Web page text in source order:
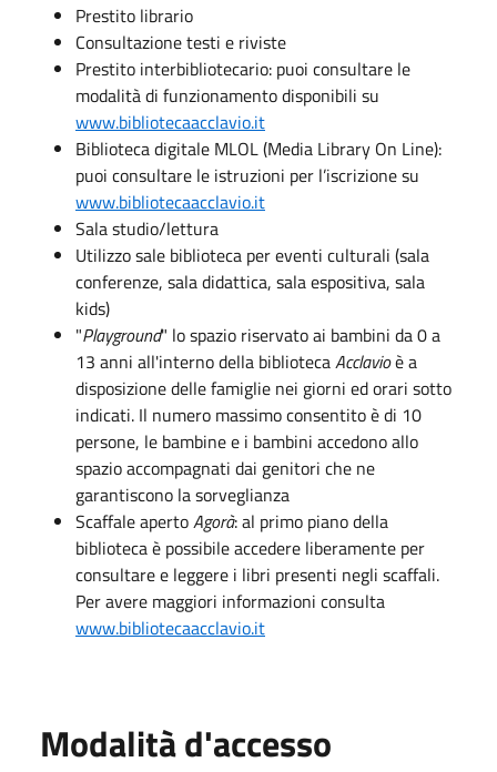
Prestito librario
Consultazione testi e riviste
Prestito interbibliotecario: puoi consultare le
modalità di funzionamento disponibili su
www.bibliotecaacclavio.it
Biblioteca digitale MLOL (Media Library On Line):
puoi consultare le istruzioni per l’iscrizione su
www.bibliotecaacclavio.it
Sala studio/lettura
Utilizzo sale biblioteca per eventi culturali (sala
conferenze, sala didattica, sala espositiva, sala
kids)
"Playground" lo spazio riservato ai bambini da 0 a
13 anni all'interno della bibliotecaAcclavioè a
disposizione delle famiglie nei giorni ed orari sotto
indicati. Il numero massimo consentito è di 10
persone, le bambine e i bambini accedono allo
spazio accompagnati dai genitori che ne
garantiscono la sorveglianza
Scaffale apertoAgorà: al primo piano della
biblioteca è possibile accedere liberamente per
consultare e leggere i libri presenti negli scaffali.
Per avere maggiori informazioni consulta
www.bibliotecaacclavio.it
Modalità d'accesso